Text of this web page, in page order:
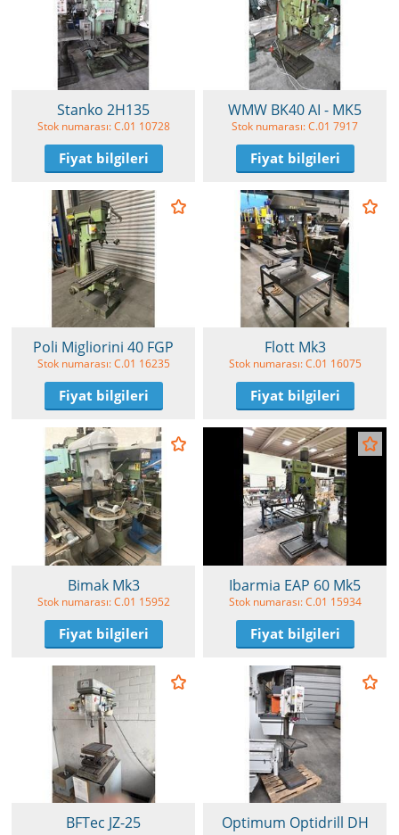
Stanko 2H135
Stok numarası: C.01 10728
Fiyat bilgileri
WMW BK40 AI - MK5
Stok numarası: C.01 7917
Fiyat bilgileri
Poli Migliorini 40 FGP
Stok numarası: C.01 16235
Fiyat bilgileri
Flott Mk3
Stok numarası: C.01 16075
Fiyat bilgileri
Bimak Mk3
Stok numarası: C.01 15952
Fiyat bilgileri
Ibarmia EAP 60 Mk5
Stok numarası: C.01 15934
Fiyat bilgileri
BFTec JZ-25
Optimum Optidrill DH